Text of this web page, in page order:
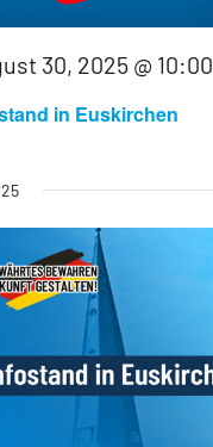
in Euskirchen
30, 2025 @ 10:00